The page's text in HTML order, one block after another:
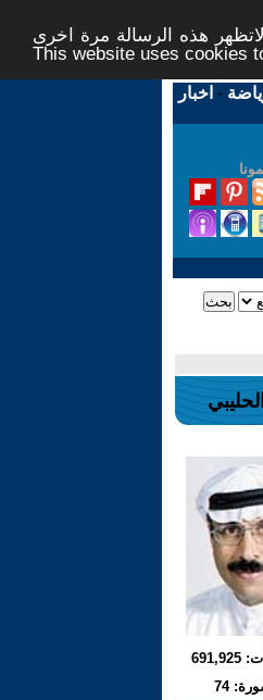
هذه الرسالة مرة اخرى -
This website uses cookies
- اخبار
74